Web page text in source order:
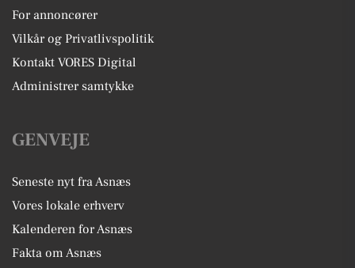
For annoncører
Vilkår og Privatlivspolitik
Kontakt VORES Digital
Administrer samtykke
GENVEJE
Seneste nyt fra Asnæs
Vores lokale erhverv
Kalenderen for Asnæs
Fakta om Asnæs